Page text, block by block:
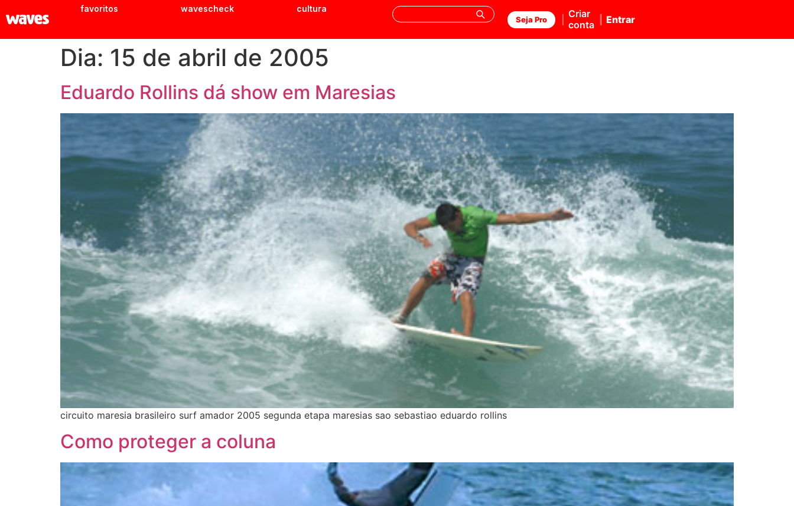
favoritos wavescheck cultura
Seja Pro
Criar
conta
Entrar
Dia: 15 de abril de 2005
Eduardo Rollins dá show em Maresias
circuito maresia brasileiro surf amador 2005 segunda etapa maresias sao sebastiao eduardo rollins
Como proteger a coluna